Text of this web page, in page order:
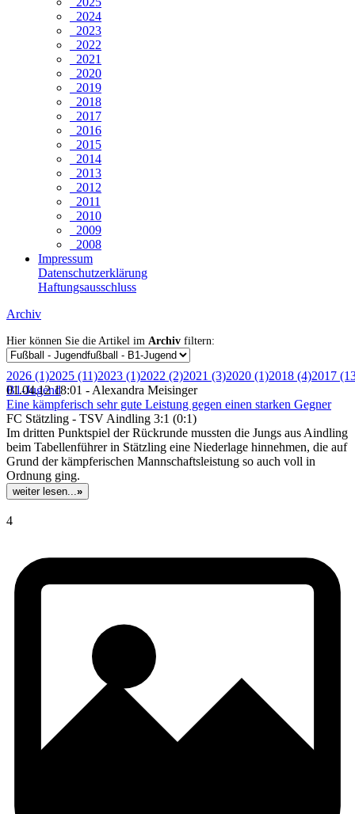
2024
2023
2022
2021
2020
2019
2018
2017
2016
2015
2014
2013
2012
2011
2010
2009
2008
Impressum
Datenschutzerklärung
Haftungsausschluss
Archiv
Hier können Sie die Artikel im Archiv filtern:
2026 (1)2025 (11)2023 (1)2022 (2)2021 (3)2020 (1)2018 (4)2017
B1-Jugend
01.04.12 18:01 - Alexandra Meisinger
Eine kämpferisch sehr gute Leistung gegen einen starken Gegner
FC Stätzling - TSV Aindling 3:1 (0:1)
Im dritten Punktspiel der Rückrunde mussten die Jungs aus Aindling
beim Tabellenführer in Stätzling eine Niederlage hinnehmen, die auf
Grund der kämpferischen Mannschaftsleistung so auch voll in
Ordnung ging.
weiter lesen...»
4